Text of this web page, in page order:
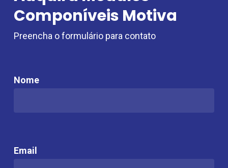
Componíveis Motiva
Preencha o formulário para contato
Nome
Email